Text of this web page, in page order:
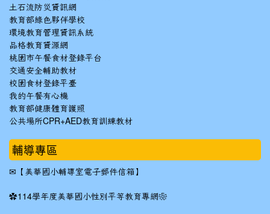
土石流防災資訊網
教育部綠色夥伴學校
環境教育管理資訊系統
品格教育資源網
桃園市午餐食材登錄平台
交通安全輔助教材
校園食材登錄平臺
我的午餐有心機
教育部健康體育護照
公共場所CPR+AED教育訓練教材
輔導專區
✉ 【美華國小輔導室電子郵件信箱】
✿114學年度美華國小性別平等教育專網❀